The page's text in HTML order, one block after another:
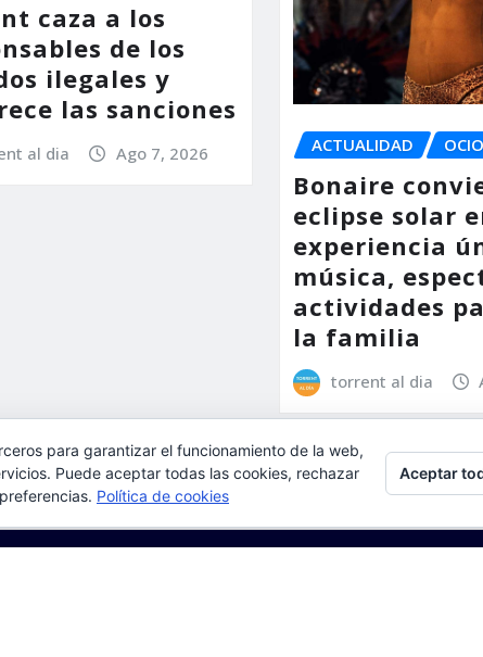
caza a los
de los
ilegales y
las sanciones
al dia Ago 7, 2026 ACTUALIDAD OCIO
Bonaire
eclipse solar
experiencia
música,
actividades
la familia
torrent al dia
para garantizar el funcionamiento de la web,
Puede aceptar todas las cookies, rechazar
Política de cookies
Aceptar
él, aceptas su uso.